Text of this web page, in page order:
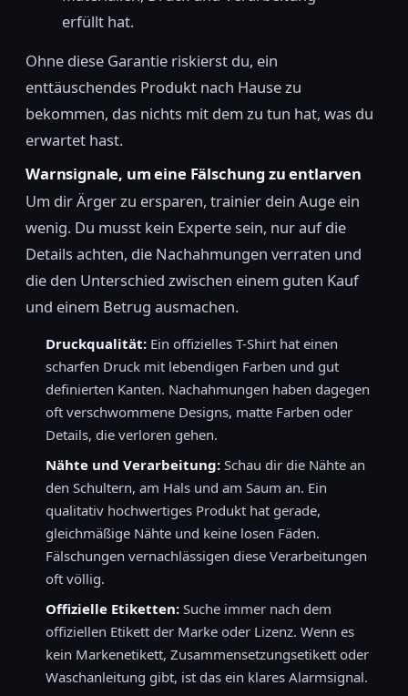
erfüllt hat.
Ohne diese Garantie riskierst du, ein
enttäuschendes Produkt nach Hause zu
bekommen, das nichts mit dem zu tun hat, was du
erwartet hast.
Warnsignale, um eine Fälschung zu entlarven
Um dir Ärger zu ersparen, trainier dein Auge ein
wenig. Du musst kein Experte sein, nur auf die
Details achten, die Nachahmungen verraten und
die den Unterschied zwischen einem guten Kauf
und einem Betrug ausmachen.
Druckqualität: Ein offizielles T-Shirt hat einen
scharfen Druck mit lebendigen Farben und gut
definierten Kanten. Nachahmungen haben dagegen
oft verschwommene Designs, matte Farben oder
Details, die verloren gehen.
Nähte und Verarbeitung: Schau dir die Nähte an
den Schultern, am Hals und am Saum an. Ein
qualitativ hochwertiges Produkt hat gerade,
gleichmäßige Nähte und keine losen Fäden.
Fälschungen vernachlässigen diese Verarbeitungen
oft völlig.
Offizielle Etiketten: Suche immer nach dem
offiziellen Etikett der Marke oder Lizenz. Wenn es
kein Markenetikett, Zusammensetzungsetikett oder
Waschanleitung gibt, ist das ein klares Alarmsignal.